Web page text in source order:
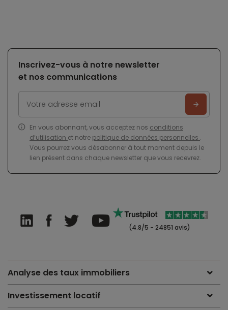
Inscrivez-vous à notre newsletter
et nos communications
En vous abonnant, vous acceptez nos conditions
d’utilisation et notre politique de données personnelles .
Vous pourrez vous désabonner à tout moment depuis le
lien présent dans chaque newsletter que vous recevrez.
(4.8/5 - 24851 avis)
Analyse des taux immobiliers
Investissement locatif